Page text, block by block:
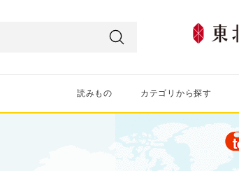
読みもの カテゴリから探す